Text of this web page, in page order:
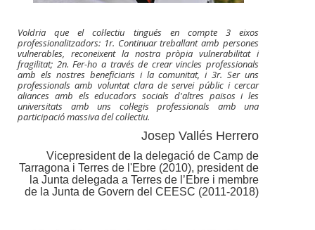
Voldria que el col·lectiu tingués en compte 3 eixos
professionalitzadors: 1r. Continuar treballant amb persones
vulnerables, reconeixent la nostra pròpia vulnerabilitat i
fragilitat; 2n. Fer-ho a través de crear vincles professionals
amb els nostres beneficiaris i la comunitat, i 3r. Ser uns
professionals amb voluntat clara de servei públic i cercar
aliances amb els educadors socials d'altres països i les
universitats amb uns col·legis professionals amb una
participació massiva del col·lectiu.
Josep Vallés Herrero
Vicepresident de la delegació de Camp de
Tarragona i Terres de l'Ebre (2010), president de
la Junta delegada a Terres de l’Ebre i membre
de la Junta de Govern del CEESC (2011-2018)